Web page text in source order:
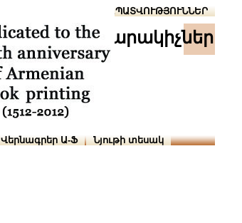
ՆԱԽԱՊԱՏՎՈՒԹՅՈՒՆՆԵՐ
հրատարակիչներ
Վերնագրեր Ա-Ֆ Նյութի տեսակ